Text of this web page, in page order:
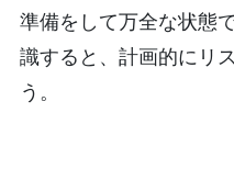
準備をして万全な状態
識すると、計画的にリ
う。